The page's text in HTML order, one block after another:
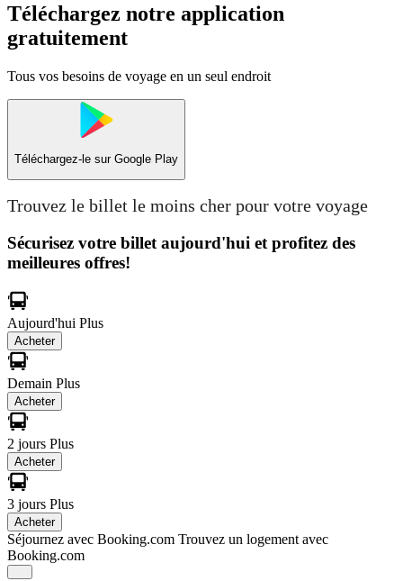
Téléchargez notre application
gratuitement
Tous vos besoins de voyage en un seul endroit
Téléchargez-le sur Google Play
Trouvez le billet le moins cher pour votre voyage
Sécurisez votre billet aujourd'hui et profitez des
meilleures offres!
Aujourd'hui Plus
Acheter
Demain Plus
Acheter
2 jours Plus
Acheter
3 jours Plus
Acheter
Séjournez avec Booking.com Trouvez un logement avec
Booking.com